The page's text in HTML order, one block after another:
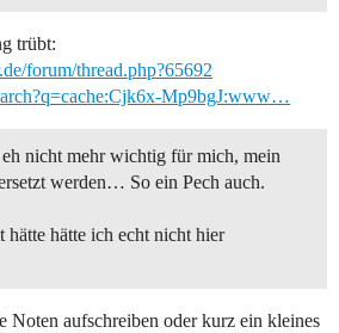
trübt:
forum/thread.php?65692
Mp9bgJ:www…
nicht mehr wichtig für mich, mein
werden… So ein Pech auch.
hätte hätte ich echt nicht hier
Noten aufschreiben oder kurz ein kleines